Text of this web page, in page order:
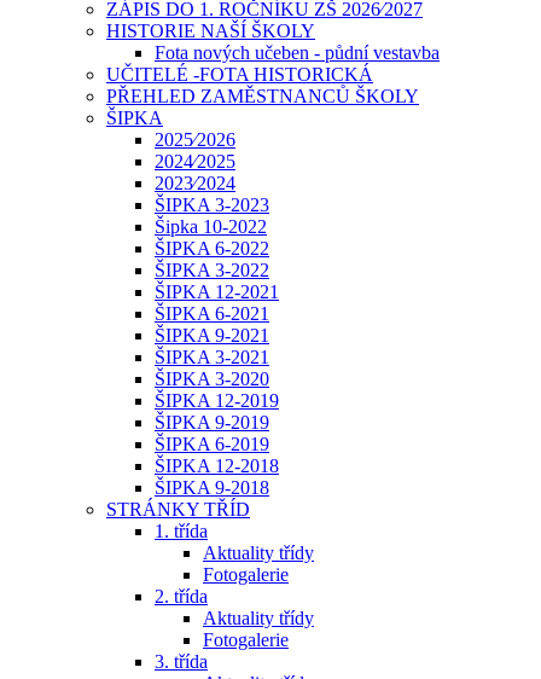
ZÁPIS DO 1. ROČNÍKU ZŠ 2026⁄2027
HISTORIE NAŠÍ ŠKOLY
Fota nových učeben - půdní vestavba
UČITELÉ -FOTA HISTORICKÁ
PŘEHLED ZAMĚSTNANCŮ ŠKOLY
ŠIPKA
2025⁄2026
2024⁄2025
2023⁄2024
ŠIPKA 3-2023
Šipka 10-2022
ŠIPKA 6-2022
ŠIPKA 3-2022
ŠIPKA 12-2021
ŠIPKA 6-2021
ŠIPKA 9-2021
ŠIPKA 3-2021
ŠIPKA 3-2020
ŠIPKA 12-2019
ŠIPKA 9-2019
ŠIPKA 6-2019
ŠIPKA 12-2018
ŠIPKA 9-2018
STRÁNKY TŘÍD
1. třída
Aktuality třídy
Fotogalerie
2. třída
Aktuality třídy
Fotogalerie
3. třída